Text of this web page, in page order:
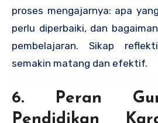
proses mengajarnya: apa
perlu diperbaiki, dan
pembelajaran. Sikap
semakin matang dan efektif.
6. Peran
Pendidikan